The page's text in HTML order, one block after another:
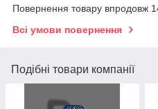
Повернення товару впродовж
Всі умови повернення
Подібні товари компанії